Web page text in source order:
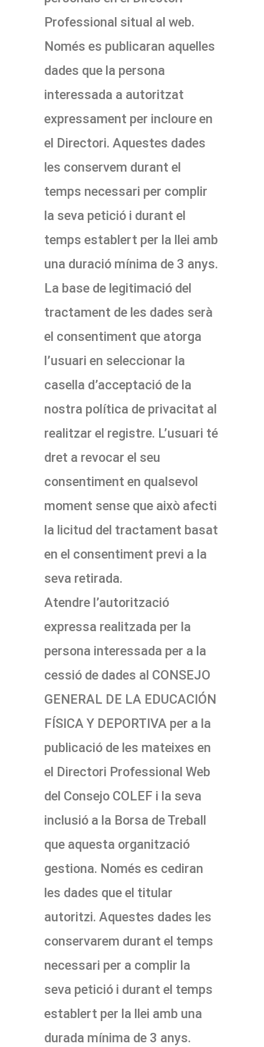
Professional situal al web.
Només es publicaran aquelles
dades que la persona
interessada a autoritzat
expressament per incloure en
el Directori. Aquestes dades
les conservem durant el
temps necessari per complir
la seva petició i durant el
temps establert per la llei amb
una duració mínima de 3 anys.
La base de legitimació del
tractament de les dades serà
el consentiment que atorga
l’usuari en seleccionar la
casella d’acceptació de la
nostra política de privacitat al
realitzar el registre. L’usuari té
dret a revocar el seu
consentiment en qualsevol
moment sense que això afecti
la licitud del tractament basat
en el consentiment previ a la
seva retirada.
Atendre l’autorització
expressa realitzada per la
persona interessada per a la
cessió de dades al CONSEJO
GENERAL DE LA EDUCACIÓN
FÍSICA Y DEPORTIVA per a la
publicació de les mateixes en
el Directori Professional Web
del Consejo COLEF i la seva
inclusió a la Borsa de Treball
que aquesta organització
gestiona. Només es cediran
les dades que el titular
autoritzi. Aquestes dades les
conservarem durant el temps
necessari per a complir la
seva petició i durant el temps
establert per la llei amb una
durada mínima de 3 anys.